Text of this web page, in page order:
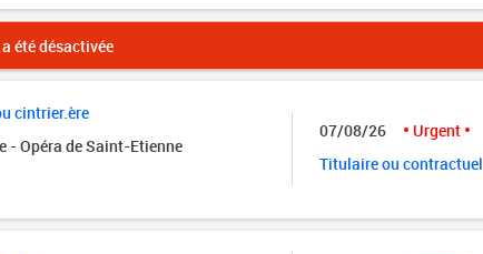
été désactivée
cintrier.ère
- Opéra de Saint-Etienne
07/08/26
Urgent
Titulaire ou contractuel